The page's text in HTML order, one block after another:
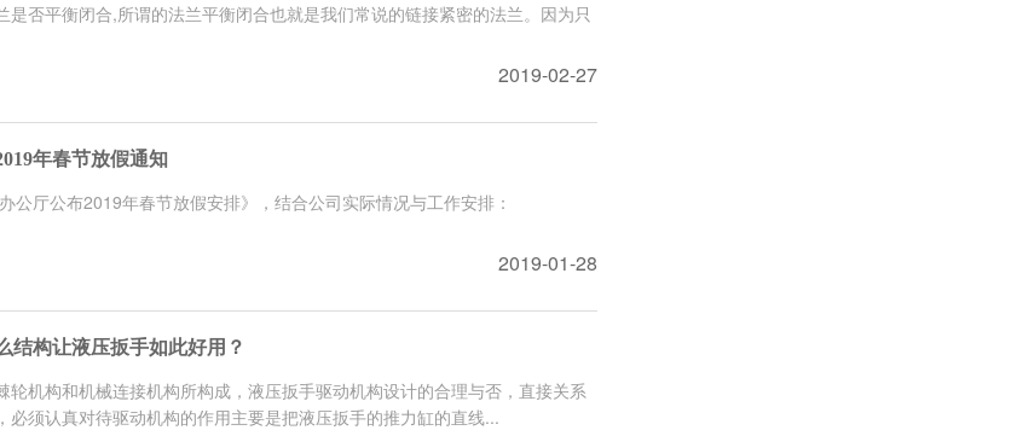
否平衡闭合,所谓的法兰平衡闭合也就是我们常说的链接紧密的法兰。因为只
2019-02-27
年春节放假通知
公厅公布2019年春节放假安排》，结合公司实际情况与工作安排：
2019-01-28
结构让液压扳手如此好用？
机构和机械连接机构所构成，液压扳手驱动机构设计的合理与否，直接关系
须认真对待驱动机构的作用主要是把液压扳手的推力缸的直线...